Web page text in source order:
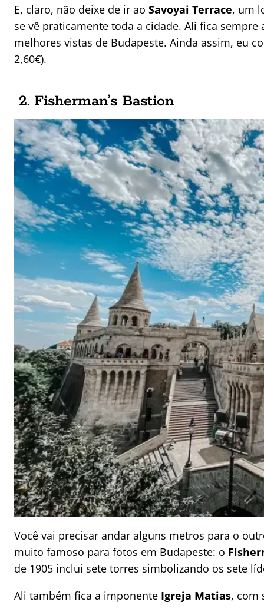
E, claro, não deixe de ir ao Savoyai Terrace, um
se vê praticamente toda a cidade. Ali fica
melhores vistas de Budapeste. Ainda assim, eu
2,60€).
2. Fisherman’s Bastion
Você vai precisar andar alguns metros para o
muito famoso para fotos em Budapeste: o
de 1905 inclui sete torres simbolizando os sete
Ali também fica a imponente Igreja Matias, com